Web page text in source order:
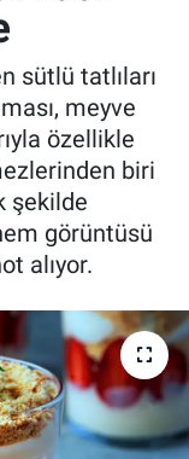
sütlü tatlıları
meyve
özellikle
biri
şekilde
görüntüsü
alıyor.